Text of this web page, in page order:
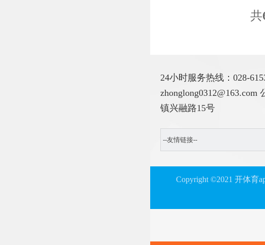
共
24小时服务热线：028-
镇兴融路15号
Copyright ©2021 开体育